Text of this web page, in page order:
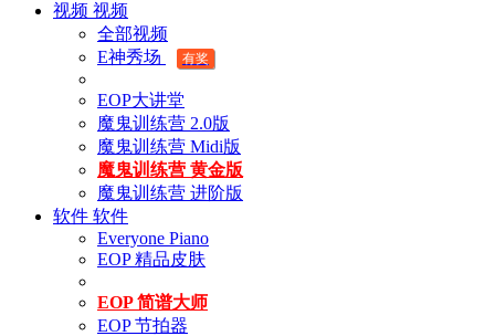
视频 视频
全部视频
E神秀场
有奖
EOP大讲堂
魔鬼训练营 2.0版
魔鬼训练营 Midi版
魔鬼训练营 黄金版
魔鬼训练营 进阶版
软件 软件
Everyone Piano
EOP 精品皮肤
EOP 简谱大师
EOP 节拍器